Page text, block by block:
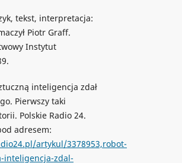
tekst, interpretacja:
Piotr Graff.
Instytut
inteligencja zdał
Pierwszy taki
Polskie Radio 24.
adresem:
artykul/3378953,robot-
inteligencja-zdal-